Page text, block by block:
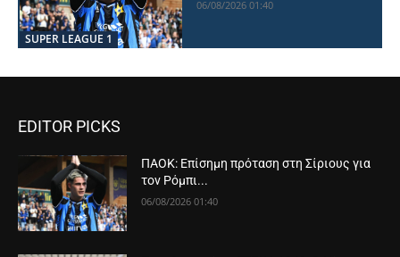
SUPER LEAGUE 1
06/08/2026 01:40
EDITOR PICKS
ΠΑΟΚ: Επίσημη πρόταση στη Σίριους για
τον Ρόμπι...
06/08/2026 01:40